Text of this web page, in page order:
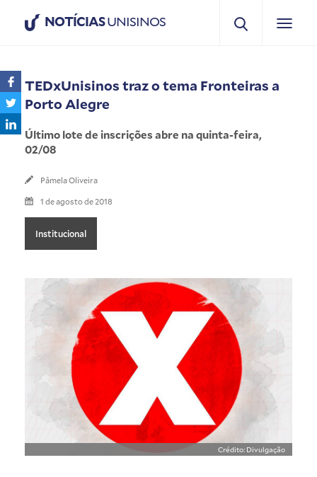
NOTÍCIASUNISINOS
TEDxUnisinos traz o tema Fronteiras a
Porto Alegre
Último lote de inscrições abre na quinta-feira,
02/08
Pâmela Oliveira
1 de agosto de 2018
Institucional
Crédito: Divulgação